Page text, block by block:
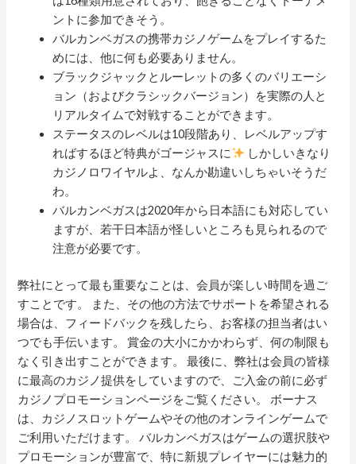
ントに参加できそう。
バルカンベガスの携帯カジノゲームをプレイするた
めには、他に何も必要ありません。
ブラックジャックとルーレットの多くのバリエーシ
ョン（およびクラシックバージョン）を実際の人と
リアルタイムで対戦することができます。
ステータスのレベルは10段階あり、レベルアップす
ればするほど特典がゴージャスに
しかしいきなり
カジノロワイヤルよ、なんか勘違いしちゃいそうだ
わ。
バルカンベガスは2020年から日本語にも対応してい
ますが、若干日本語が怪しいところも見られるので
注意が必要です。
弊社にとって最も重要なことは、会員が楽しい時間を過ご
すことです。 また、その他の方法でサポートを希望される
場合は、フィードバックを残したら、お客様の担当者はい
つでも手伝います。 賞金の大小にかかわらず、何の制限も
なく引き出すことができます。 最後に、弊社は会員の皆様
に最高のカジノ提供をしていますので、ご入金の前に必ず
カジノプロモーションページをご覧ください。 ボーナス
は、カジノスロットゲームやその他のオンラインゲームで
ご利用いただけます。 バルカンベガスはゲームの選択肢や
プロモーションが豊富で、特に新規プレイヤーには魅力的